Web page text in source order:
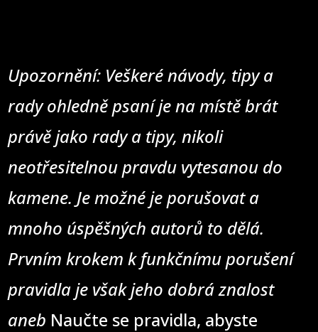
Upozornění: Veškeré návody, tipy a
rady ohledně psaní je na místě brát
právě jako rady a tipy, nikoli
neotřesitelnou pravdu vytesanou do
kamene. Je možné je porušovat a
mnoho úspěšných autorů to dělá.
Prvním krokem k funkčnímu porušení
pravidla je však jeho dobrá znalost
aneb Naučte se pravidla, abyste